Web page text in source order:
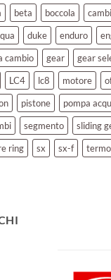
beta boccola
duke enduro
cambio gear
gear
LC4 lc8 motore
pistone pompa
segmento sliding
ring sx sx-f